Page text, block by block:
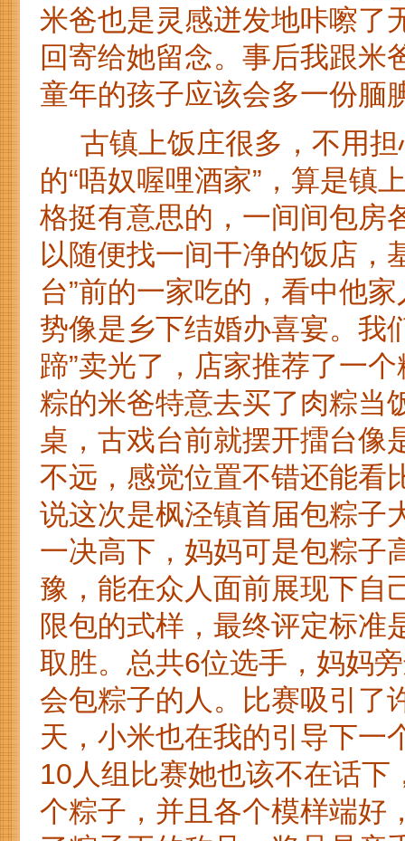
米爸也是灵感迸发地咔嚓了
回寄给她留念。事后我跟米
童年的孩子应该会多一份腼
古镇上饭庄很多，不用担
的“唔奴喔哩酒家”，算是镇
格挺有意思的，一间间包房
以随便找一间干净的饭店，
台”前的一家吃的，看中他
势像是乡下结婚办喜宴。我
蹄”卖光了，店家推荐了一
粽的米爸特意去买了肉粽当
桌，古戏台前就摆开擂台像
不远，感觉位置不错还能看
说这次是枫泾镇首届包粽子
一决高下，妈妈可是包粽子
豫，能在众人面前展现下自
限包的式样，最终评定标准
取胜。总共6位选手，妈妈
会包粽子的人。比赛吸引了
天，小米也在我的引导下一
10人组比赛她也该不在话
个粽子，并且各个模样端好